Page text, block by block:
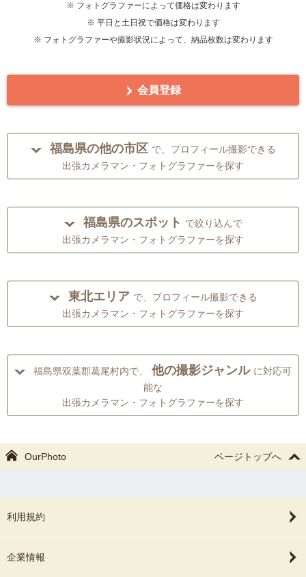
※ フォトグラファーによって価格は変わります
※ 平日と土日祝で価格は変わります
※ フォトグラファーや撮影状況によって、納品枚数は変わります
会員登録
福島県の他の市区 で、プロフィール撮影できる
出張カメラマン・フォトグラファーを探す
福島県のスポット で絞り込んで
出張カメラマン・フォトグラファーを探す
東北エリア で、プロフィール撮影できる
出張カメラマン・フォトグラファーを探す
福島県双葉郡葛尾村内で、 他の撮影ジャンル に対応可
能な
出張カメラマン・フォトグラファーを探す
OurPhoto ページトップへ
利用規約
企業情報